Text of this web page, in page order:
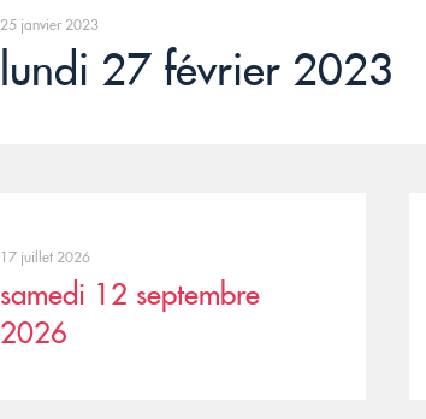
25 janvier 2023
lundi 27 février 2023
17 juillet 2026
samedi 12 septembre
2026